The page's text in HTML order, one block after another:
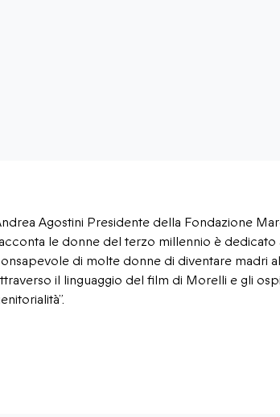
Agostini Presidente della Fondazione
le donne del terzo millennio è
di molte donne di diventare madri
il linguaggio del film di Morelli e gli